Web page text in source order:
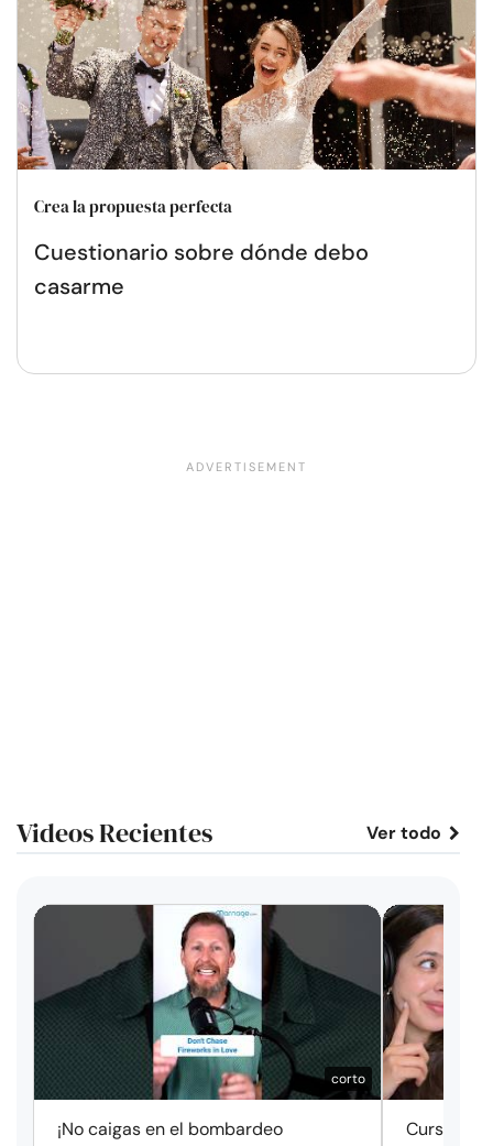
Crea la propuesta perfecta
Cuestionario sobre dónde debo
casarme
Videos Recientes Ver todo
corto
¡No caigas en el bombardeo
Cursos